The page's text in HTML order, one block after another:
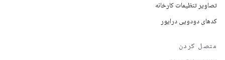
تصاویر تنظیمات کارخانه
کدهای دودویی درایور
متصل کردن